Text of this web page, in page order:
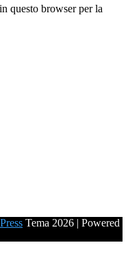
questo browser per la
Tema 2026 | Powered